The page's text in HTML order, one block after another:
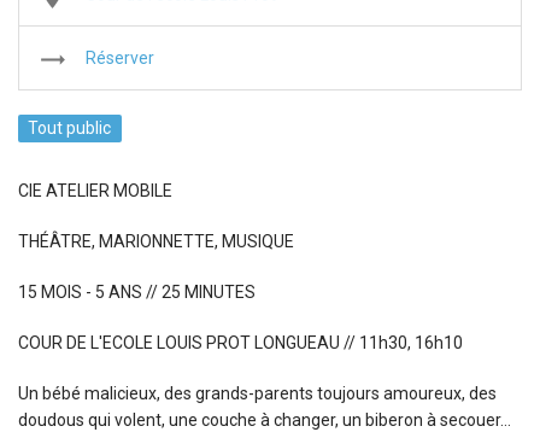
Stages et Ateliers (44)
Visite (28)
Visites guidées (25)
trending_flat Réserver
Tout public
CIE ATELIER MOBILE
THÉÂTRE, MARIONNETTE, MUSIQUE
15 MOIS - 5 ANS // 25 MINUTES
COUR DE L'ECOLE LOUIS PROT LONGUEAU // 11h30, 16h10
Un bébé malicieux, des grands-parents toujours amoureux, des
doudous qui volent, une couche à changer, un biberon à secouer…